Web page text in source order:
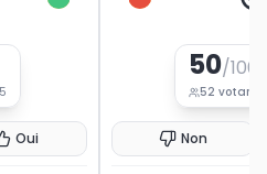
Oui
50/100
52 votants
Non